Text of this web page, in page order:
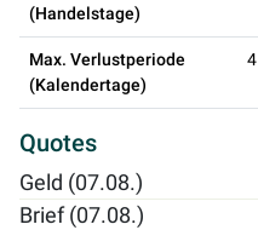
(Handelstage)
Max. Verlustperiode
(Kalendertage)
4
Quotes
Geld (07.08.)
Brief (07.08.)